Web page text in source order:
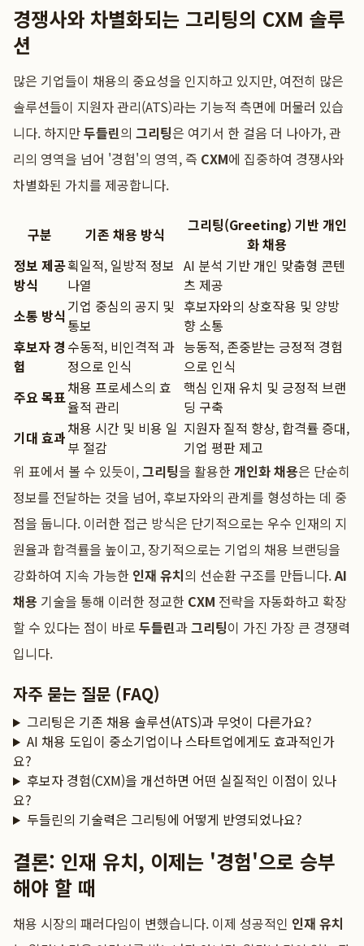
경쟁사와 차별화되는 그리팅의 CXM 솔루
션
많은 기업들이 채용의 중요성을 인지하고 있지만, 여전히 많은
솔루션들이 지원자 관리(ATS)라는 기능적 측면에 머물러 있습
니다. 하지만두들린의 그리팅은 여기서 한 걸음 더 나아가, 관
리의 영역을 넘어 '경험'의 영역, 즉 CXM에 집중하여 경쟁사와
차별화된 가치를 제공합니다.
구분 기존 채용 방식
그리팅(Greeting) 기반 개인
화 채용
정보 제공
방식
획일적, 일방적 정보
나열
AI 분석 기반 개인 맞춤형 콘텐
츠 제공
소통 방식기업 중심의 공지 및
통보
후보자와의 상호작용 및 양방
향 소통
후보자 경
험
수동적, 비인격적 과
정으로 인식
능동적, 존중받는 긍정적 경험
으로 인식
주요 목표채용 프로세스의 효
율적 관리
핵심 인재 유치 및 긍정적 브랜
딩 구축
기대 효과채용 시간 및 비용 일
부 절감
지원자 질적 향상, 합격률 증대,
기업 평판 제고
위 표에서 볼 수 있듯이,그리팅을 활용한개인화 채용은 단순히
정보를 전달하는 것을 넘어, 후보자와의 관계를 형성하는 데 중
점을 둡니다. 이러한 접근 방식은 단기적으로는 우수 인재의 지
원율과 합격률을 높이고, 장기적으로는 기업의 채용 브랜딩을
강화하여 지속 가능한 인재 유치의 선순환 구조를 만듭니다.AI
채용 기술을 통해 이러한 정교한 CXM 전략을 자동화하고 확장
할 수 있다는 점이 바로 두들린과그리팅이 가진 가장 큰 경쟁력
입니다.
자주 묻는 질문 (FAQ)
그리팅은 기존 채용 솔루션(ATS)과 무엇이 다른가요?
AI 채용 도입이 중소기업이나 스타트업에게도 효과적인가
요?
후보자 경험(CXM)을 개선하면 어떤 실질적인 이점이 있나
요?
두들린의 기술력은 그리팅에 어떻게 반영되었나요?
결론: 인재 유치, 이제는 '경험'으로 승부
해야 할 때
채용 시장의 패러다임이 변했습니다. 이제 성공적인 인재 유치